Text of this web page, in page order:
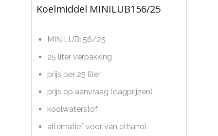
Koelmiddel MINILUB156/25
MINILUB156/25
25 liter verpakking
prijs per 25 liter
prijs op aanvraag (dagprijzen)
koolwaterstof
alternatief voor van ethanol